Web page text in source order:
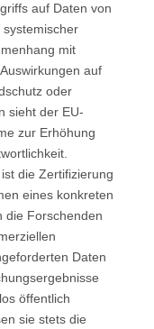
auf Daten von
systemischer
mit
auf
oder
sieht der EU-
zur Erhöhung
die Zertifizierung
eines konkreten
die Forschenden
Daten
öffentlich
sie stets die